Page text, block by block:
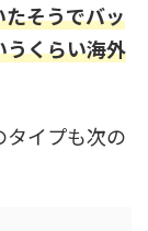
そうでバッ
うくらい海外
イプも次の